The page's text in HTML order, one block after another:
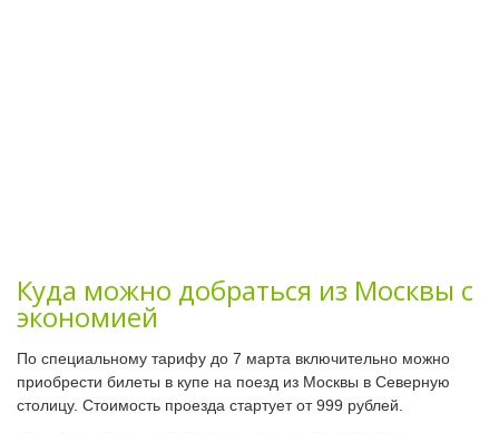
Куда можно добраться из Москвы с
экономией
По специальному тарифу до 7 марта включительно можно
приобрести билеты в купе на поезд из Москвы в Северную
столицу. Стоимость проезда стартует от 999 рублей.